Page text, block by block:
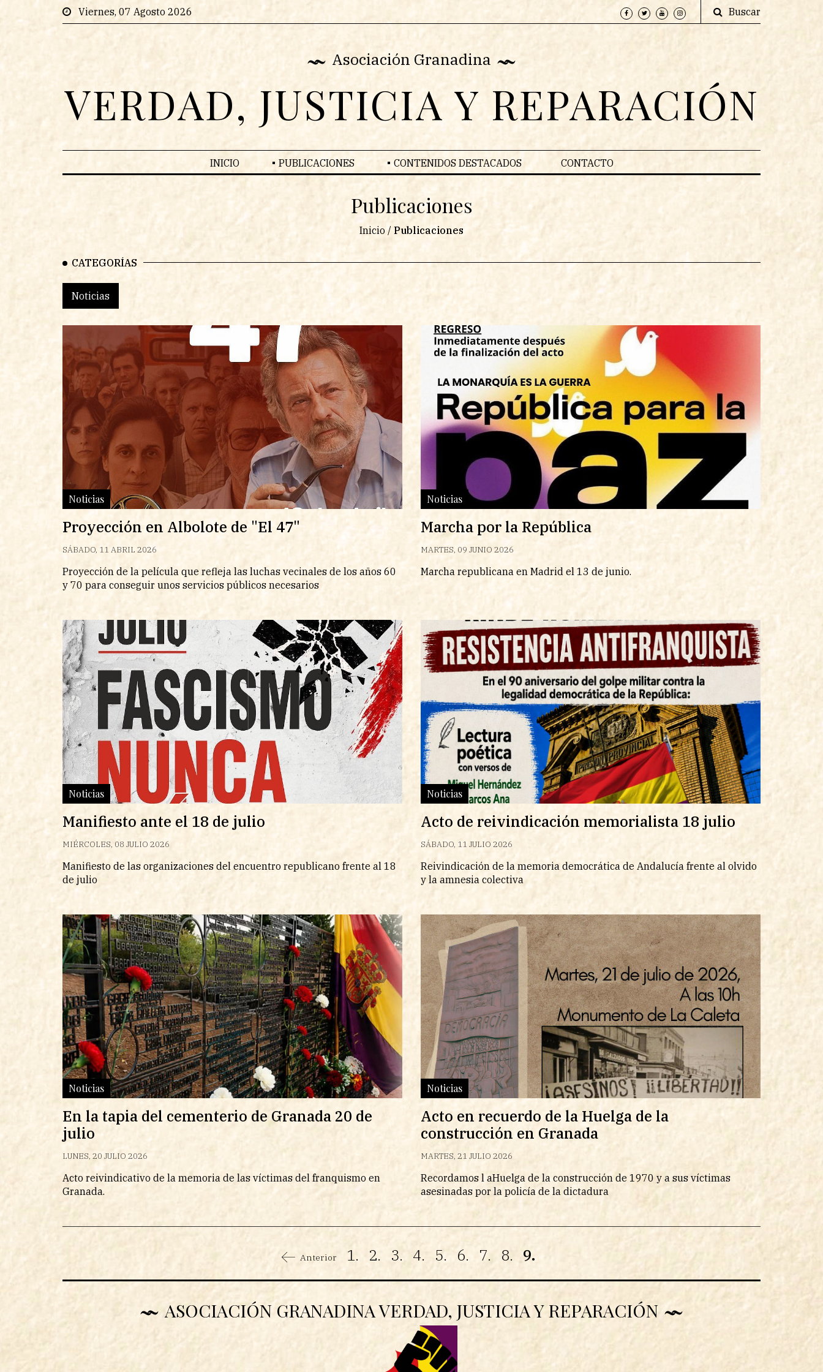
Viernes, 07 Agosto 2026 Buscar
Asociación Granadina
VERDAD, JUSTICIA Y REPARACIÓN
INICIO PUBLICACIONES CONTENIDOS DESTACADOS CONTACTO
Publicaciones
Inicio / Publicaciones
CATEGORÍAS
Noticias
Noticias
Proyección en Albolote de "El 47"
SÁBADO, 11 ABRIL 2026
Proyección de la película que refleja las luchas vecinales de los años 60
y 70 para conseguir unos servicios públicos necesarios
Noticias
Marcha por la República
MARTES, 09 JUNIO 2026
Marcha republicana en Madrid el 13 de junio.
Noticias
Manifiesto ante el 18 de julio
MIÉRCOLES, 08 JULIO 2026
Manifiesto de las organizaciones del encuentro republicano frente al 18
de julio
Noticias
Acto de reivindicación memorialista 18 julio
SÁBADO, 11 JULIO 2026
Reivindicación de la memoria democrática de Andalucía frente al olvido
y la amnesia colectiva
Noticias
En la tapia del cementerio de Granada 20 de
julio
LUNES, 20 JULIO 2026
Acto reivindicativo de la memoria de las víctimas del franquismo en
Granada.
Noticias
Acto en recuerdo de la Huelga de la
construcción en Granada
MARTES, 21 JULIO 2026
Recordamos l aHuelga de la construcción de 1970 y a sus víctimas
asesinadas por la policía de la dictadura
Anterior 1. 2. 3. 4. 5. 6. 7. 8. 9.
ASOCIACIÓN GRANADINA VERDAD, JUSTICIA Y REPARACIÓN